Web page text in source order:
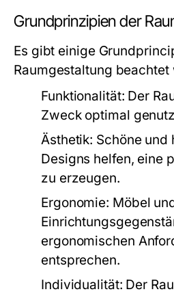
Grundprinzipien der
Es gibt einige
Raumgestaltung beachtet
Funktionalität: Der
Zweck optimal
Ästhetik: Schöne und
Designs helfen, eine
zu erzeugen.
Ergonomie: Möbel
ergonomischen
entsprechen.
Individualität: Der